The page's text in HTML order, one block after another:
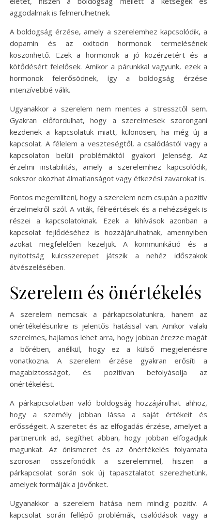
aggodalmak is felmerülhetnek.
A boldogság érzése, amely a szerelemhez kapcsolódik, a
dopamin és az oxitocin hormonok termelésének
köszönhető. Ezek a hormonok a jó közérzetért és a
kötődésért felelősek. Amikor a párunkkal vagyunk, ezek a
hormonok felerősödnek, így a boldogság érzése
intenzívebbé válik.
Ugyanakkor a szerelem nem mentes a stressztől sem.
Gyakran előfordulhat, hogy a szerelmesek szorongani
kezdenek a kapcsolatuk miatt, különösen, ha még új a
kapcsolat. A félelem a veszteségtől, a csalódástól vagy a
kapcsolaton belüli problémáktól gyakori jelenség. Az
érzelmi instabilitás, amely a szerelemhez kapcsolódik,
sokszor okozhat álmatlanságot vagy étkezési zavarokat is.
Fontos megemlíteni, hogy a szerelem nem csupán a pozitív
érzelmekről szól. A viták, félreértések és a nehézségek is
részei a kapcsolatoknak. Ezek a kihívások azonban a
kapcsolat fejlődéséhez is hozzájárulhatnak, amennyiben
azokat megfelelően kezeljük. A kommunikáció és a
nyitottság kulcsszerepet játszik a nehéz időszakok
átvészelésében.
Szerelem és önértékelés
A szerelem nemcsak a párkapcsolatunkra, hanem az
önértékelésünkre is jelentős hatással van. Amikor valaki
szerelmes, hajlamos lehet arra, hogy jobban érezze magát
a bőrében, anélkül, hogy ez a külső megjelenésre
vonatkozna. A szerelem érzése gyakran erősíti a
magabiztosságot, és pozitívan befolyásolja az
önértékelést.
A párkapcsolatban való boldogság hozzájárulhat ahhoz,
hogy a személy jobban lássa a saját értékeit és
erősségeit. A szeretet és az elfogadás érzése, amelyet a
partnerünk ad, segíthet abban, hogy jobban elfogadjuk
magunkat. Az önismeret és az önértékelés folyamata
szorosan összefonódik a szerelemmel, hiszen a
párkapcsolat során sok új tapasztalatot szerezhetünk,
amelyek formálják a jövőnket.
Ugyanakkor a szerelem hatása nem mindig pozitív. A
kapcsolat során fellépő problémák, csalódások vagy a